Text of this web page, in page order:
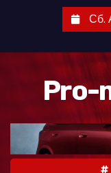
Сб.
Pro-